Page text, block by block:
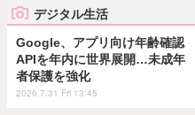
デジタル生活
Google、アプリ向け年齢確認
APIを年内に世界展開…未成年
者保護を強化
2026.7.31 Fri 13:45